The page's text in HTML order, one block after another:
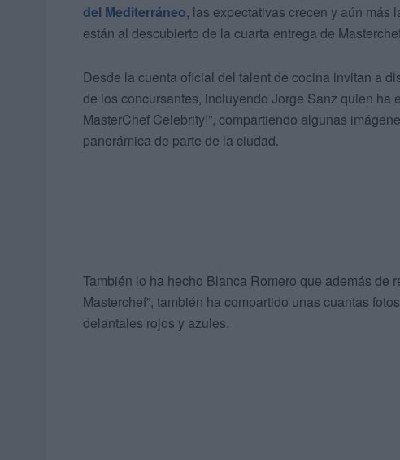
del Mediterráneo, las expectativas crecen y aún más
están al descubierto de la cuarta entrega de
Desde la cuenta oficial del talent de cocina invitan a
de los concursantes, incluyendo Jorge Sanz quien ha
MasterChef Celebrity!”, compartiendo algunas
panorámica de parte de la ciudad.
También lo ha hecho Blanca Romero que además de
Masterchef”, también ha compartido unas cuantas
delantales rojos y azules.